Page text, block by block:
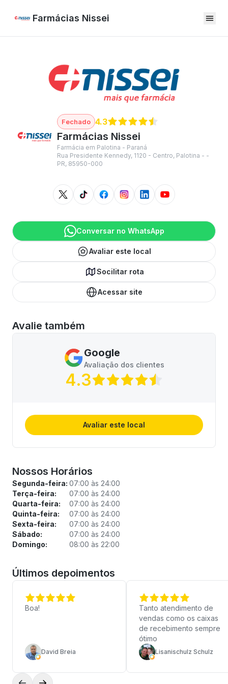
Farmácias Nissei
4.3
Farmácias Nissei
Farmácia em Palotina - Paraná
Rua Presidente Kennedy, 1120 - Centro, Palotina - -
PR, 85950-000
Conversar no WhatsApp
Avaliar este local
Socilitar rota
Acessar site
Avalie também
Google
Avaliação dos clientes
4.3
Avaliar este local
Nossos Horários
Segunda-feira: 07:00 às 24:00
Terça-feira:
07:00 às 24:00
Quarta-feira:
07:00 às 24:00
Quinta-feira:
07:00 às 24:00
Sexta-feira:
07:00 às 24:00
Sábado:
07:00 às 24:00
Domingo:
08:00 às 22:00
Últimos depoimentos
Boa!
David Breia
Tanto atendimento de
vendas como os caixas
de recebimento sempre
ótimo
Lisanischulz Schulz